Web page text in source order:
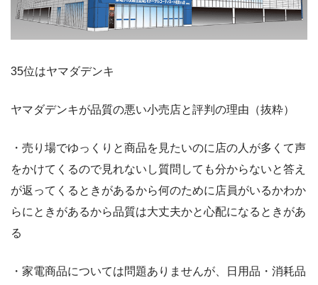
35位はヤマダデンキ
ヤマダデンキが品質の悪い小売店と評判の理由（抜粋）
・売り場でゆっくりと商品を見たいのに店の人が多くて声
をかけてくるので見れないし質問しても分からないと答え
が返ってくるときがあるから何のために店員がいるかわか
らにときがあるから品質は大丈夫かと心配になるときがあ
る
・家電商品については問題ありませんが、日用品・消耗品